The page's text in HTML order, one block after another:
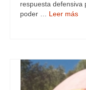
respuesta defensiva
poder … Leer más